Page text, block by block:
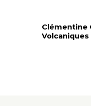
Clémentine
Volcaniques